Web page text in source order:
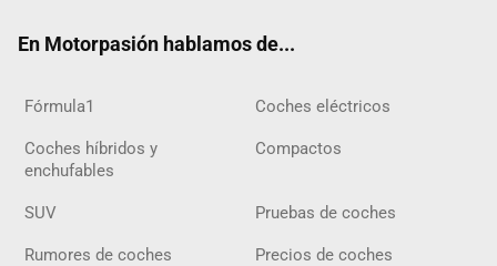
En Motorpasión hablamos de...
Fórmula1 Coches eléctricos
Coches híbridos y
enchufables
Compactos
SUV Pruebas de coches
Rumores de coches Precios de coches